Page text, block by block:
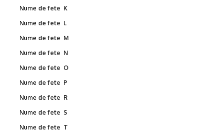
Nume de fete K
Nume de fete L
Nume de fete M
Nume de fete N
Nume de fete O
Nume de fete P
Nume de fete R
Nume de fete S
Nume de fete T